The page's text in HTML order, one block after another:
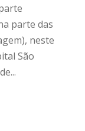
parte das
neste
São